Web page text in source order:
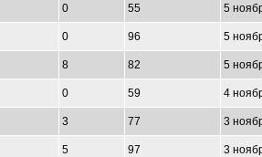
0 55 5
0 96 5
8 82 5
0 59 4
3 77 3
5 97 3